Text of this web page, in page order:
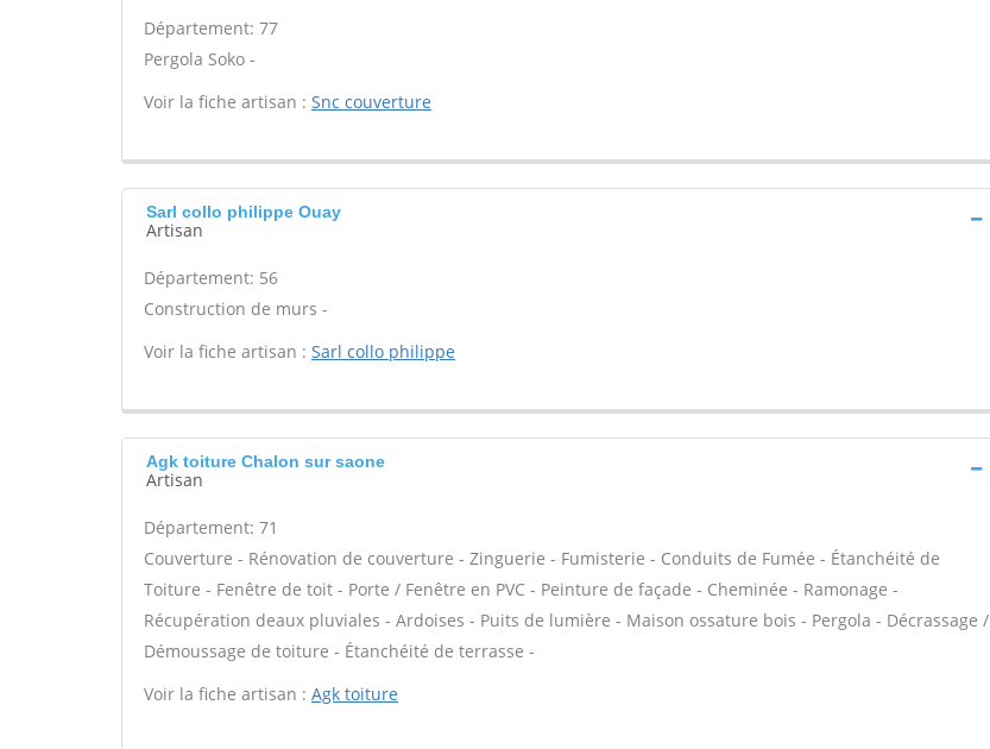
Département: 77
Pergola Soko -
Voir la fiche artisan : Snc couverture
Sarl collo philippe Ouay
Artisan
Département: 56
Construction de murs -
Voir la fiche artisan : Sarl collo philippe
Agk toiture Chalon sur saone
Artisan
Département: 71
Couverture - Rénovation de couverture - Zinguerie - Fumisterie - Conduits de Fumée - Étanchéité de
Toiture - Fenêtre de toit - Porte / Fenêtre en PVC - Peinture de façade - Cheminée - Ramonage -
Récupération deaux pluviales - Ardoises - Puits de lumière - Maison ossature bois - Pergola - Décrassage /
Démoussage de toiture - Étanchéité de terrasse -
Voir la fiche artisan : Agk toiture